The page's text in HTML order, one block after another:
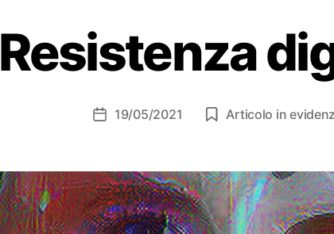
Resistenza
Data19/05/2021 Articolo in